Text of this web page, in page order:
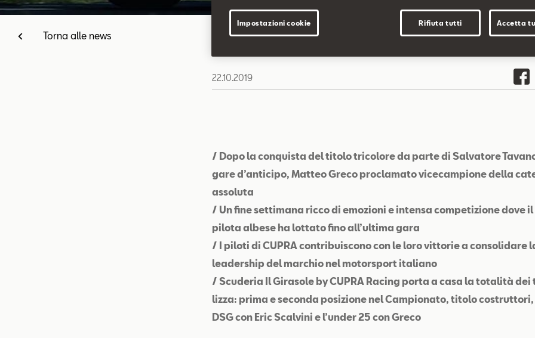
Torna alle news
22.10.2019
/ Dopo la conquista del titolo tricolore da parte di Salvatore
gare d’anticipo, Matteo Greco proclamato vicecampione della
assoluta
/ Un fine settimana ricco di emozioni e intensa competizione dove
pilota albese ha lottato fino all’ultima gara
/ I piloti di CUPRA contribuiscono con le loro vittorie a consolidare
leadership del marchio nel motorsport italiano
/ Scuderia Il Girasole by CUPRA Racing porta a casa la totalità dei
lizza: prima e seconda posizione nel Campionato, titolo
DSG con Eric Scalvini e l’under 25 con Greco
Rifiuta tutti Accetta
Impostazioni cookie